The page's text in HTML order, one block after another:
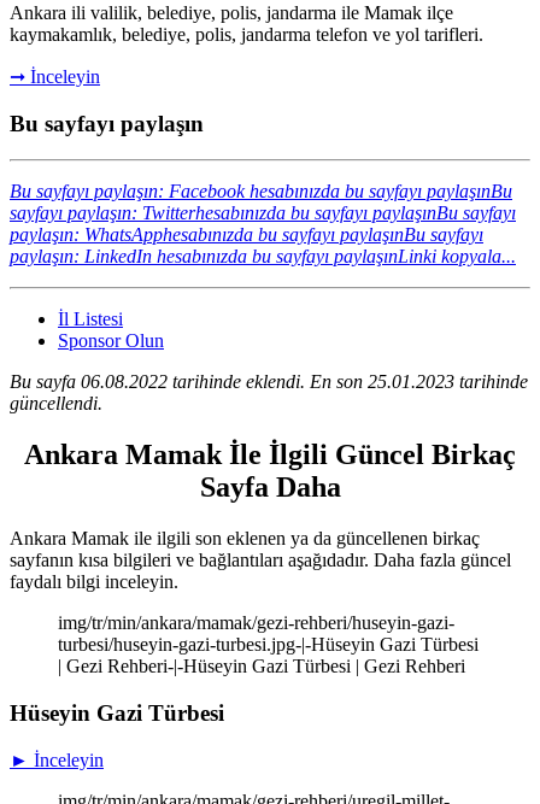
Ankara ili valilik, belediye, polis, jandarma ile Mamak ilçe
kaymakamlık, belediye, polis, jandarma telefon ve yol tarifleri.
➞ İnceleyin
Bu sayfayı paylaşın
Bu sayfayı paylaşın: Facebook hesabınızda bu sayfayı paylaşınBu
sayfayı paylaşın: Twitterhesabınızda bu sayfayı paylaşınBu sayfayı
paylaşın: WhatsApphesabınızda bu sayfayı paylaşınBu sayfayı
paylaşın: LinkedIn hesabınızda bu sayfayı paylaşınLinki kopyala...
İl Listesi
Sponsor Olun
Bu sayfa 06.08.2022 tarihinde eklendi. En son 25.01.2023 tarihinde
güncellendi.
Ankara Mamak İle İlgili Güncel Birkaç
Sayfa Daha
Ankara Mamak ile ilgili son eklenen ya da güncellenen birkaç
sayfanın kısa bilgileri ve bağlantıları aşağıdadır. Daha fazla güncel
faydalı bilgi inceleyin.
img/tr/min/ankara/mamak/gezi-rehberi/huseyin-gazi-
turbesi/huseyin-gazi-turbesi.jpg-|-Hüseyin Gazi Türbesi
| Gezi Rehberi-|-Hüseyin Gazi Türbesi | Gezi Rehberi
Hüseyin Gazi Türbesi
► İnceleyin